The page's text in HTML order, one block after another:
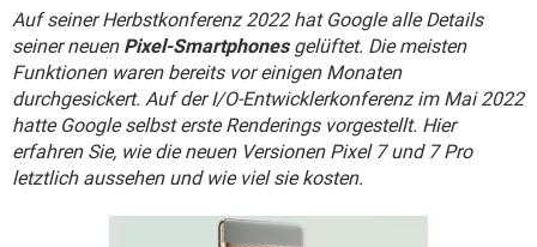
WHATSAPP TIKTOK
FACEBOOK HARDWARE
WINDOWS 10 INSTAGRAM
WHATSAPP TIKTOK
FACEBOOK HARDWARE
SPIELE STREAMING
ANDROID IOS
WINDOWS 10 INSTAGRAM
WHATSAPP TIKTOK
FACEBOOK HARDWARE
Auf seiner Herbstkonferenz 2022 hat Google alle Details
seiner neuen Pixel-Smartphonesgelüftet. Die meisten
Funktionen waren bereits vor einigen Monaten
durchgesickert. Auf der I/O-Entwicklerkonferenz im Mai 2022
hatte Google selbst erste Renderings vorgestellt. Hier
erfahren Sie, wie die neuen Versionen Pixel 7 und 7 Pro
letztlich aussehen und wie viel sie kosten.